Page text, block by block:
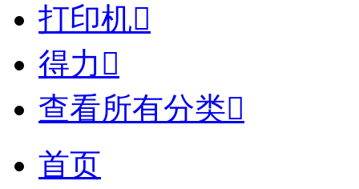
打印机
得力 
查看所有分类
首页